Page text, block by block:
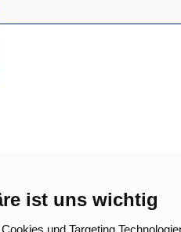
ist uns wichtig
und Targeting